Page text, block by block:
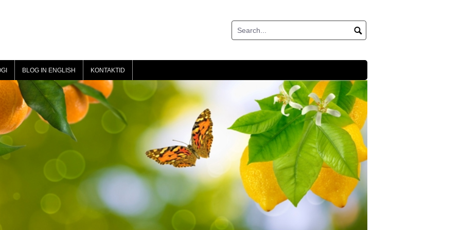
BLOG IN ENGLISH KONTAKTID